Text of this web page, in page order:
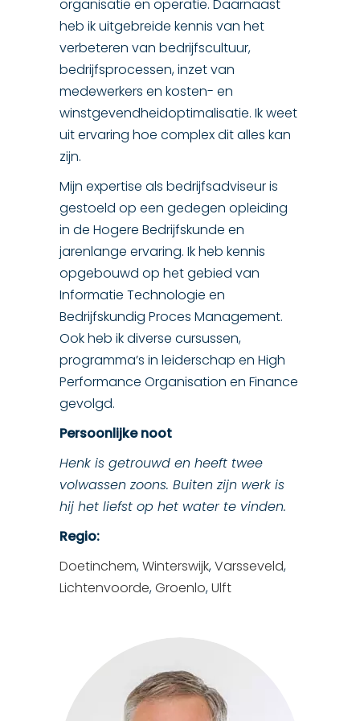
organisatie en operatie. Daarnaast
heb ik uitgebreide kennis van het
verbeteren van bedrijfscultuur,
bedrijfsprocessen, inzet van
medewerkers en kosten- en
winstgevendheidoptimalisatie. Ik weet
uit ervaring hoe complex dit alles kan
zijn.
Mijn expertise als bedrijfsadviseur is
gestoeld op een gedegen opleiding
in de Hogere Bedrijfskunde en
jarenlange ervaring. Ik heb kennis
opgebouwd op het gebied van
Informatie Technologie en
Bedrijfskundig Proces Management.
Ook heb ik diverse cursussen,
programma’s in leiderschap en High
Performance Organisation en Finance
gevolgd.
Persoonlijke noot
Henk is getrouwd en heeft twee
volwassen zoons. Buiten zijn werk is
hij het liefst op het water te vinden.
Regio:
Doetinchem,Winterswijk,Varsseveld,
Lichtenvoorde,Groenlo,Ulft